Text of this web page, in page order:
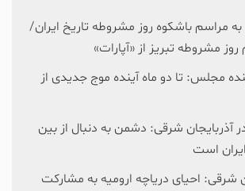
مراسم باشکوه روز مشروطه تاریخ ایران/
مشروطه تبریز از «آپارات»
مجلس: تا دو ماه آینده موج جدیدی از
آذربایجان شرقی: دشمن به دنبال از بین
است
شرقی: احیای دریاچه ارومیه به مشارکت